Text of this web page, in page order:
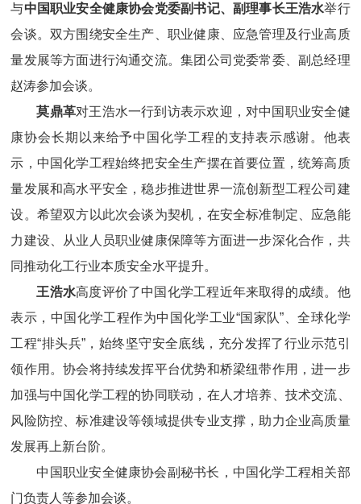
与中国职业安全健康协会党委副书记、副理事长王浩水举行
会谈。双方围绕安全生产、职业健康、应急管理及行业高质
量发展等方面进行沟通交流。集团公司党委常委、副总经理
赵涛参加会谈。
莫鼎革对王浩水一行到访表示欢迎，对中国职业安全健
康协会长期以来给予中国化学工程的支持表示感谢。他表
示，中国化学工程始终把安全生产摆在首要位置，统筹高质
量发展和高水平安全，稳步推进世界一流创新型工程公司建
设。希望双方以此次会谈为契机，在安全标准制定、应急能
力建设、从业人员职业健康保障等方面进一步深化合作，共
同推动化工行业本质安全水平提升。
王浩水高度评价了中国化学工程近年来取得的成绩。他
表示，中国化学工程作为中国化学工业“国家队”、全球化学
工程“排头兵”，始终坚守安全底线，充分发挥了行业示范引
领作用。协会将持续发挥平台优势和桥梁纽带作用，进一步
加强与中国化学工程的协同联动，在人才培养、技术交流、
风险防控、标准建设等领域提供专业支撑，助力企业高质量
发展再上新台阶。
中国职业安全健康协会副秘书长，中国化学工程相关部
门负责人等参加会谈。